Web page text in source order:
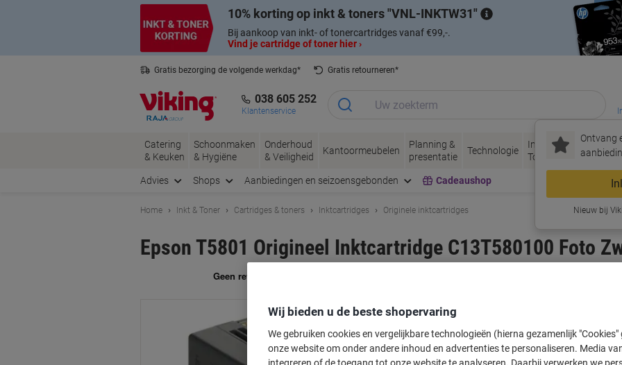
10% korting op inkt & toners VNL-INKTW31
Bij aankoop van inkt- of tonercartridges vanaf €99,-.
Vind je cartridge of toner hier ›
Gratis bezorging de volgende werkdag*
Gratis retourneren*
038 605 252
Klantenservice
Ontvang
Nieuw bij
Catering
& Keuken
Schoonmaken
& Hygiëne
Onderhoud
& Veiligheid
Kantoormeubelen
Planning &
presentatie
Technologie
Inkt &
Toner
Papier,
& Verpakken
Advies Shops Aanbiedingen en seizoensgebonden Cadeaushop
Home Inkt & Toner Cartridges & toners Inktcartridges Originele inktcartridges
Epson T5801 Origineel Inktcartridge C13T580100 Foto
88,32 € Incl. btw
Wij bieden u de beste shopervaring
We gebruiken cookies en vergelijkbare technologieën (hierna gezamenlijk "Cookies"
onze website om onder andere inhoud en advertenties te personaliseren. Media